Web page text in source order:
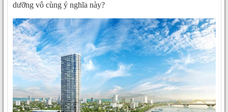
dưỡng vô cùng ý nghĩa này?